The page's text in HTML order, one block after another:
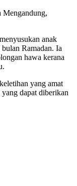
anak
Ramadan. Ia
hawa kerana
yang amat
yang dapat diberikan